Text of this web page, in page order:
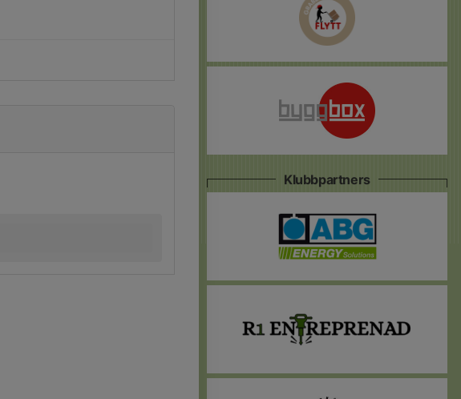
Klubbpartners